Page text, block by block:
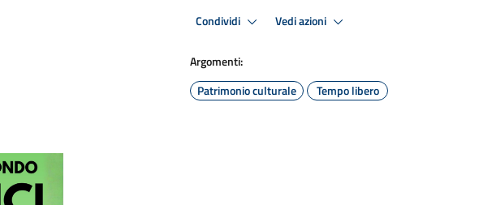
Condividi Vedi azioni
Argomenti:
Patrimonio culturale
Tempo libero